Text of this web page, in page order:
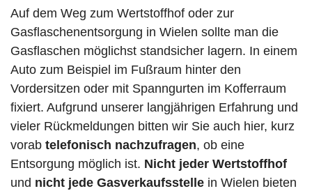
Auf dem Weg zum Wertstoffhof oder zur
Gasflaschenentsorgung in Wielen sollte man die
Gasflaschen möglichst standsicher lagern. In einem
Auto zum Beispiel im Fußraum hinter den
Vordersitzen oder mit Spanngurten im Kofferraum
fixiert. Aufgrund unserer langjährigen Erfahrung und
vieler Rückmeldungen bitten wir Sie auch hier, kurz
vorab telefonisch nachzufragen, ob eine
Entsorgung möglich ist. Nicht jeder Wertstoffhof
und nicht jede Gasverkaufsstelle in Wielen bieten